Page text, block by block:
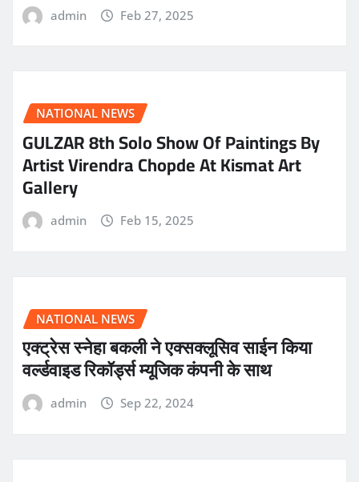
admin Feb 27, 2025
NATIONAL NEWS
GULZAR 8th Solo Show Of Paintings By
Artist Virendra Chopde At Kismat Art
Gallery
admin Feb 15, 2025
NATIONAL NEWS
एक्ट्रेस स्नेहा बकली ने एक्सक्लूसिव साईन किया
वर्ल्डवाइड रिकॉर्ड्स म्यूजिक कंपनी के साथ
admin Sep 22, 2024